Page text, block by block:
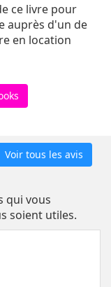
ce livre pour
auprès d'un de
en location
Voir tous les avis
qui vous
soient utiles.